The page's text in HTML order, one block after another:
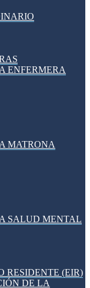
ENFERMERA
MATRONA
SALUD MENTAL
RESIDENTE (EIR)
DE LA